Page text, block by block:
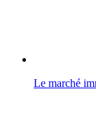
Le marché